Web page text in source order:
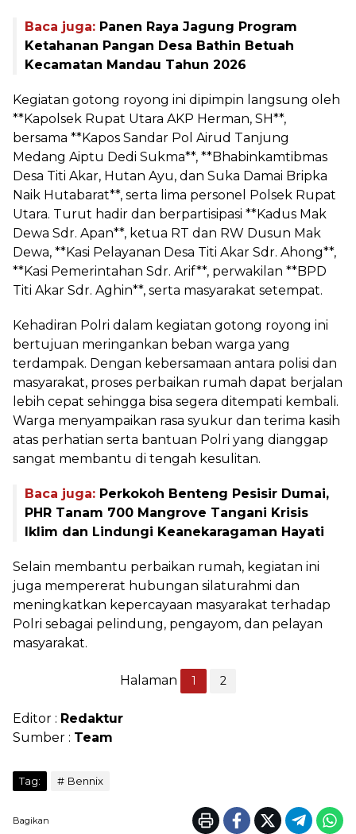
Baca juga: Panen Raya Jagung Program
Ketahanan Pangan Desa Bathin Betuah
Kecamatan Mandau Tahun 2026
Kegiatan gotong royong ini dipimpin langsung oleh
**Kapolsek Rupat Utara AKP Herman, SH**,
bersama **Kapos Sandar Pol Airud Tanjung
Medang Aiptu Dedi Sukma**, **Bhabinkamtibmas
Desa Titi Akar, Hutan Ayu, dan Suka Damai Bripka
Naik Hutabarat**, serta lima personel Polsek Rupat
Utara. Turut hadir dan berpartisipasi **Kadus Mak
Dewa Sdr. Apan**, ketua RT dan RW Dusun Mak
Dewa, **Kasi Pelayanan Desa Titi Akar Sdr. Ahong**,
**Kasi Pemerintahan Sdr. Arif**, perwakilan **BPD
Titi Akar Sdr. Aghin**, serta masyarakat setempat.
Kehadiran Polri dalam kegiatan gotong royong ini
bertujuan meringankan beban warga yang
terdampak. Dengan kebersamaan antara polisi dan
masyarakat, proses perbaikan rumah dapat berjalan
lebih cepat sehingga bisa segera ditempati kembali.
Warga menyampaikan rasa syukur dan terima kasih
atas perhatian serta bantuan Polri yang dianggap
sangat membantu di tengah kesulitan.
Baca juga: Perkokoh Benteng Pesisir Dumai,
PHR Tanam 700 Mangrove Tangani Krisis
Iklim dan Lindungi Keanekaragaman Hayati
Selain membantu perbaikan rumah, kegiatan ini
juga mempererat hubungan silaturahmi dan
meningkatkan kepercayaan masyarakat terhadap
Polri sebagai pelindung, pengayom, dan pelayan
masyarakat.
Halaman 1 2
Editor : Redaktur
Sumber : Team
Tag: Bennix
Bagikan